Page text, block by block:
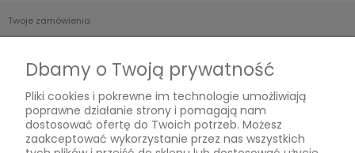
Twoje zamówienia
Ustawienia konta
Przechowalnia
Płatności i dostawa
Formy płatności
Dbamy o Twoją prywatność
Pliki cookies i pokrewne im technologie umożliwiają
poprawne działanie strony i pomagają nam
dostosować ofertę do Twoich potrzeb. Możesz
zaakceptować wykorzystanie przez nas wszystkich